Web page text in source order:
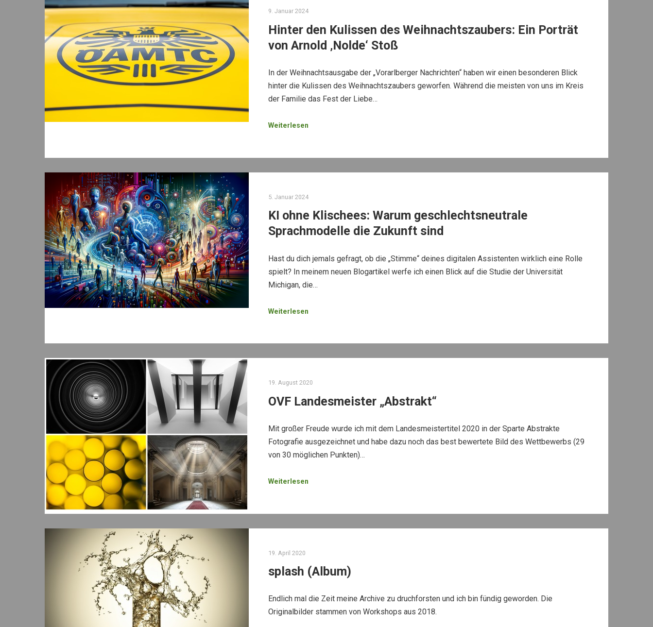
9. Januar 2024
Hinter den Kulissen des Weihnachtszaubers: Ein Porträt
von Arnold ‚Nolde‘ Stoß
In der Weihnachtsausgabe der „Vorarlberger Nachrichten“ haben wir einen besonderen Blick
hinter die Kulissen des Weihnachtszaubers geworfen. Während die meisten von uns im Kreis
der Familie das Fest der Liebe…
Weiterlesen
5. Januar 2024
KI ohne Klischees: Warum geschlechtsneutrale
Sprachmodelle die Zukunft sind
Hast du dich jemals gefragt, ob die „Stimme“ deines digitalen Assistenten wirklich eine Rolle
spielt? In meinem neuen Blogartikel werfe ich einen Blick auf die Studie der Universität
Michigan, die…
Weiterlesen
19. August 2020
OVF Landesmeister „Abstrakt“
Mit großer Freude wurde ich mit dem Landesmeistertitel 2020 in der Sparte Abstrakte
Fotografie ausgezeichnet und habe dazu noch das best bewertete Bild des Wettbewerbs (29
von 30 möglichen Punkten)…
Weiterlesen
19. April 2020
splash (Album)
Endlich mal die Zeit meine Archive zu druchforsten und ich bin fündig geworden. Die
Originalbilder stammen von Workshops aus 2018.